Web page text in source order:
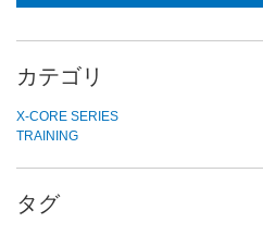
カテゴリ
X-CORE SERIES
TRAINING
タグ